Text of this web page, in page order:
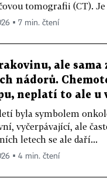
tomografii (CT).
▪ 7 min. čtení
ale sama
nádorů.
neplatí to ale u
byla symbolem
vyčerpávající, ale
letech se ale daří...
▪ 4 min. čtení